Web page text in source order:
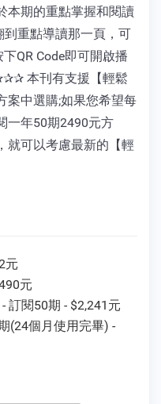
本期的重點掌握和閱讀
重點導讀那一頁，可
QR Code即可開啟播
本刊有支援【輕鬆
案中選購;如果您希望每
一年50期2490元方
就可以考慮最新的【輕
元
元
訂閱50期 - $2,241元
(24個月使用完畢) -